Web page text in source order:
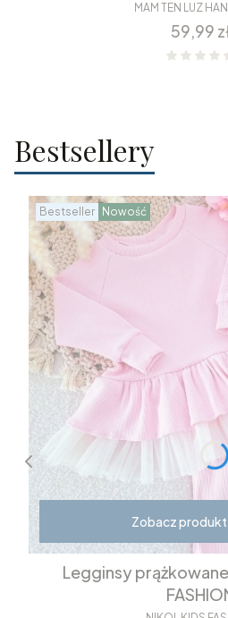
MAM TEN LUZ
Cena
59,99
Bestsellery
Bestseller Nowość
Zobacz produkt
Legginsy